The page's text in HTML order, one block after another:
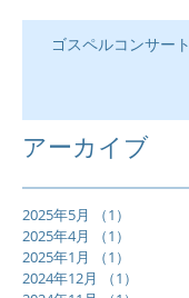
ゴスペルコンサート
アーカイブ
2025年5月 （1）
2025年4月
（1）
2025年1月
（1）
2024年12月
（1）